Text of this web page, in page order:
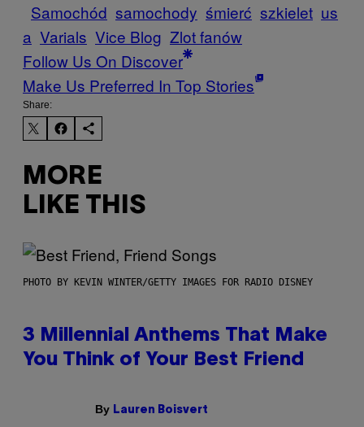
Samochód samochody śmierć szkielet us
a Varials Vice Blog Zlot fanów
Follow Us On Discover
Make Us Preferred In Top Stories
Share:
MORE
LIKE THIS
PHOTO BY KEVIN WINTER/GETTY IMAGES FOR RADIO DISNEY
3 Millennial Anthems That Make
You Think of Your Best Friend
By Lauren Boisvert